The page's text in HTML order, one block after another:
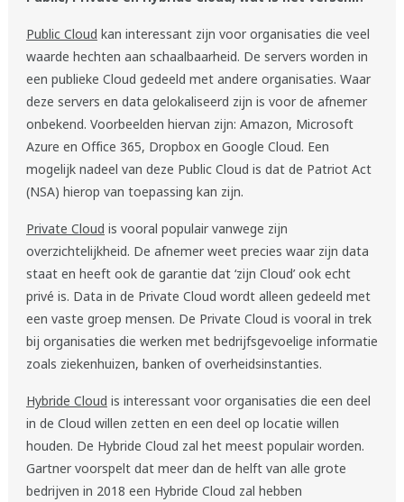
Public Cloud kan interessant zijn voor organisaties die veel
waarde hechten aan schaalbaarheid. De servers worden in
een publieke Cloud gedeeld met andere organisaties. Waar
deze servers en data gelokaliseerd zijn is voor de afnemer
onbekend. Voorbeelden hiervan zijn: Amazon, Microsoft
Azure en Office 365, Dropbox en Google Cloud. Een
mogelijk nadeel van deze Public Cloud is dat de Patriot Act
(NSA) hierop van toepassing kan zijn.
Private Cloud is vooral populair vanwege zijn
overzichtelijkheid. De afnemer weet precies waar zijn data
staat en heeft ook de garantie dat ‘zijn Cloud’ ook echt
privé is. Data in de Private Cloud wordt alleen gedeeld met
een vaste groep mensen. De Private Cloud is vooral in trek
bij organisaties die werken met bedrijfsgevoelige informatie
zoals ziekenhuizen, banken of overheidsinstanties.
Hybride Cloud is interessant voor organisaties die een deel
in de Cloud willen zetten en een deel op locatie willen
houden. De Hybride Cloud zal het meest populair worden.
Gartner voorspelt dat meer dan de helft van alle grote
bedrijven in 2018 een Hybride Cloud zal hebben